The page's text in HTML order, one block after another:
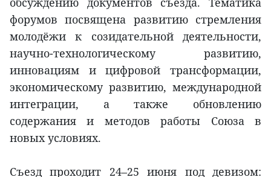
форумов посвящена развитию стремления
молодёжи к созидательной деятельности,
научно-технологическому развитию,
инновациям и цифровой трансформации,
экономическому развитию, международной
интеграции, а также обновлению
содержания и методов работы Союза в
новых условиях.
Съезд проходит 24–25 июня под девизом: